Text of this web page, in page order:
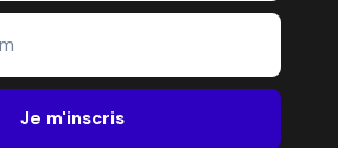
Je m'inscris